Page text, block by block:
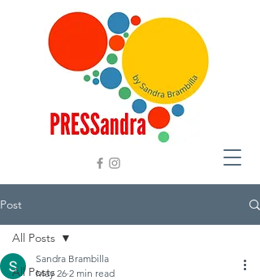
Post
All Posts
All Posts
Sandra Brambilla
May 26 2 min read